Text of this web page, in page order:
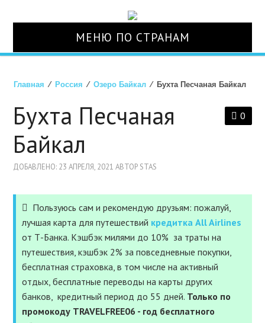
МЕНЮ ПО СТРАНАМ
ТУРЫ
АВИАБИЛЕТЫ
СТРАХОВКА
УСЛУГИ
ПОЛЕЗНОЕ
Главная ⁄ Россия ⁄Озеро Байкал ⁄ Бухта Песчаная Байкал
0
Бухта Песчаная
Байкал
ДОБАВЛЕНО: 23 АПРЕЛЯ, 2021 АВТОР STAS
Пользуюсь сам и рекомендую друзьям: пожалуй,
лучшая карта для путешествий кредитка All Airlines
от Т-Банка. Кэшбэк милями до 10% за траты на
путешествия, кэшбэк 2% за повседневные покупки,
бесплатная страховка, в том числе на активный
отдых, бесплатные переводы на карты других
банков, кредитный период до 55 дней. Только по
промокоду TRAVELFREE06 - год бесплатного